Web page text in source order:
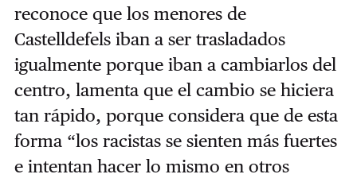
reconoce que los menores de
Castelldefels iban a ser trasladados
igualmente porque iban a cambiarlos del
centro, lamenta que el cambio se hiciera
tan rápido, porque considera que de esta
forma “los racistas se sienten más fuertes
e intentan hacer lo mismo en otros